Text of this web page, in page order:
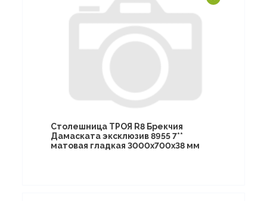
Столешница ТРОЯ R8 Брекчия
Дамаската эксклюзив 8955 7**
матовая гладкая 3000х700х38 мм